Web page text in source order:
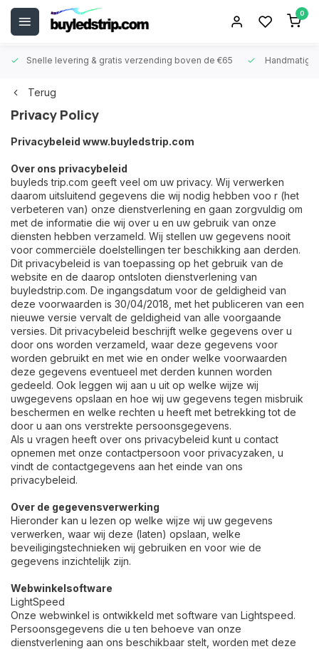
0
Snelle levering & gratis verzending boven de €65
Terug
Privacy Policy
Privacybeleid www.buyledstrip.com
Over ons privacybeleid
buyleds trip.com geeft veel om uw privacy. Wij verwerken
daarom uitsluitend gegevens die wij nodig hebben voo r (het
verbeteren van) onze dienstverlening en gaan zorgvuldig om
met de informatie die wij over u en uw gebruik van onze
diensten hebben verzameld. Wij stellen uw gegevens nooit
voor commerciële doelstellingen ter beschikking aan derden.
Dit privacybeleid is van toepassing op het gebruik van de
website en de daarop ontsloten dienstverlening van
buyledstrip.com. De ingangsdatum voor de geldigheid van
deze voorwaarden is 30/04/2018, met het publiceren van een
nieuwe versie vervalt de geldigheid van alle voorgaande
versies. Dit privacybeleid beschrijft welke gegevens over u
door ons worden verzameld, waar deze gegevens voor
worden gebruikt en met wie en onder welke voorwaarden
deze gegevens eventueel met derden kunnen worden
gedeeld. Ook leggen wij aan u uit op welke wijze wij
uwgegevens opslaan en hoe wij uw gegevens tegen misbruik
beschermen en welke rechten u heeft met betrekking tot de
door u aan ons verstrekte persoonsgegevens.
Als u vragen heeft over ons privacybeleid kunt u contact
opnemen met onze contactpersoon voor privacyzaken, u
vindt de contactgegevens aan het einde van ons
privacybeleid.
Over de gegevensverwerking
Hieronder kan u lezen op welke wijze wij uw gegevens
verwerken, waar wij deze (laten) opslaan, welke
beveiligingstechnieken wij gebruiken en voor wie de
gegevens inzichtelijk zijn.
Webwinkelsoftware
LightSpeed
Onze webwinkel is ontwikkeld met software van Lightspeed.
Persoonsgegevens die u ten behoeve van onze
dienstverlening aan ons beschikbaar stelt, worden met deze